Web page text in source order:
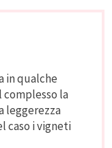
in qualche
complesso la
leggerezza
caso i vigneti